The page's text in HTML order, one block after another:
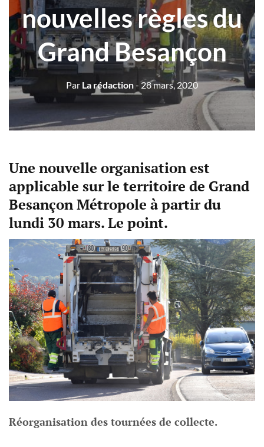
nouvelles règles du
Grand Besançon
Par La rédaction- 28 mars, 2020
Une nouvelle organisation est
applicable sur le territoire de Grand
Besançon Métropole à partir du
lundi 30 mars. Le point.
Réorganisation des tournées de collecte.